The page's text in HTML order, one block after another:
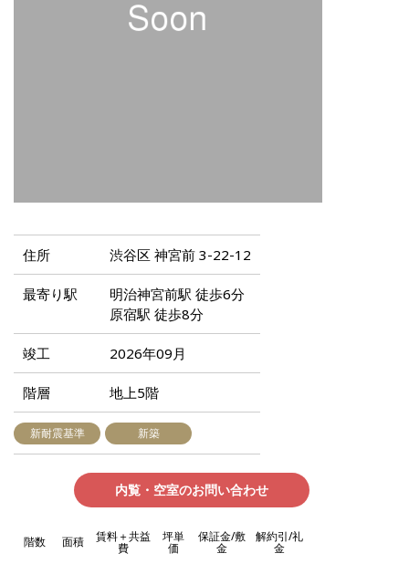
住所 渋谷区 神宮前 3-22-12
最寄り駅
明治神宮前駅 徒歩6分
原宿駅 徒歩8分
竣工 2026年09月
階層 地上5階
新耐震基準 新築
内覧・空室のお問い合わせ
階数 面積 賃料＋共益
費
坪単
価
保証金/敷
金
解約引/礼
金